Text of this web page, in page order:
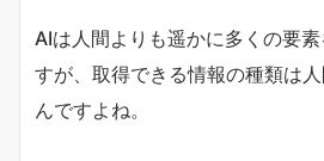
AIは人間よりも遥かに多くの要
すが、取得できる情報の種類は
んですよね。